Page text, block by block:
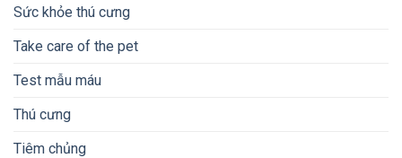
Sức khỏe thú cưng
Take care of the pet
Test mẫu máu
Thú cưng
Tiêm chủng